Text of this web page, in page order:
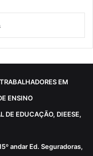
EM
ENSINO
DE EDUCAÇÃO, DIEESE,
andar Ed. Seguradoras,